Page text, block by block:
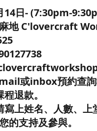
14日- (7:30pm-
地 C'lovercraft
或inbox預約查
退款。
上姓名、人數、
的支持及參與。